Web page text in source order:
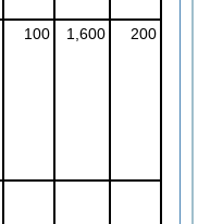
100 1,600 200